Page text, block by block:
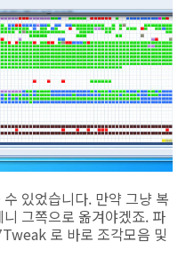
있었습니다. 만약 그냥 복
그쪽으로 옮겨야겠죠. 파
로 바로 조각모음 및